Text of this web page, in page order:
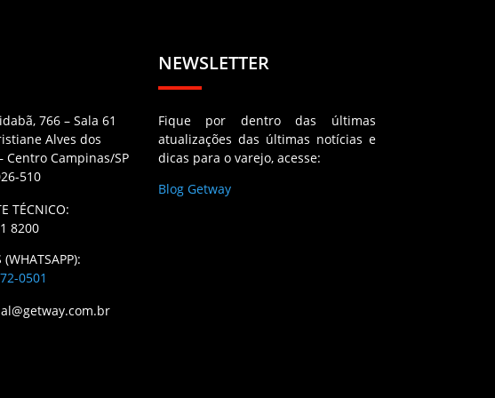
766 – Sala 61
Alves dos
Centro Campinas/SP
510
TÉCNICO:
8200
(WHATSAPP):
0501
NEWSLETTER
Fique por dentro das últimas
atualizações das últimas notícias e
dicas para o varejo, acesse:
Blog Getway